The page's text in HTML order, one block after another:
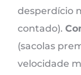
desperdício
contado).
(sacolas
velocidade